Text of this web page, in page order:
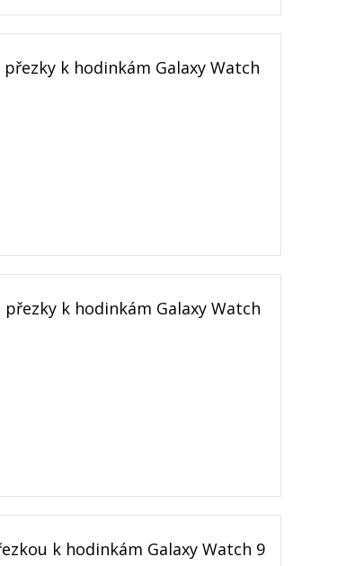
k hodinkám Galaxy Watch
k hodinkám Galaxy Watch
k hodinkám Galaxy Watch 9